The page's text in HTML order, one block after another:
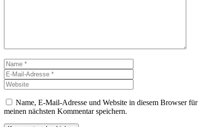
Name
Mail-
Adresse
Name, E-Mail-Adresse und Website in diesem Browser für
meinen nächsten Kommentar speichern.